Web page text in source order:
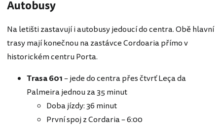
Autobusy
Na letišti zastavují i autobusy jedoucí do centra. Obě hlavní
trasy mají konečnou na zastávce Cordoaria přímo v
historickém centru Porta.
Trasa 601– jede do centra přes čtvrť Leça da
Palmeira jednou za 35 minut
Doba jízdy: 36 minut
První spoj z Cordaria – 6:00